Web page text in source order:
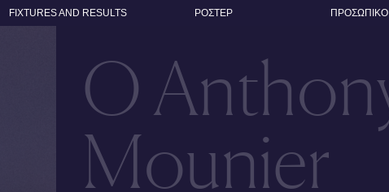
FIXTURES AND RESULTS ΡΟΣΤΕΡ ΠΡΟΣΩΠΙΚO
Ο
Mounier